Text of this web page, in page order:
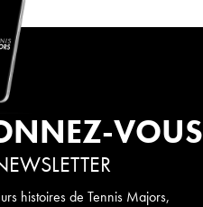
VOUS
histoires de Tennis Majors,